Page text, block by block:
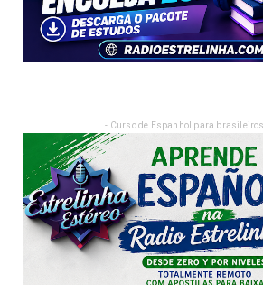
- Curso de Espanhol para